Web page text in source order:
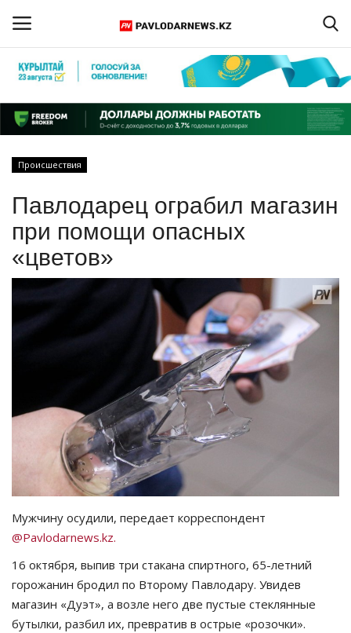
Регистрация
Главная
ПАВЛОДАРСКАЯ ОБЛАСТЬ
КАЗАХСТАН
МИР
СПЕЦПРОЕКТЫ
Чек-лист
РАЗВЛЕЧЕНИЯ
OFFICIAL
Курултай
Язык
Қазақша Русский
Происшествия
Павлодарец ограбил магазин
при помощи опасных
«цветов»
Мужчину осудили, передает корреспондент
@Pavlodarnews.kz.
16 октября, выпив три стакана спиртного, 65-летний
горожанин бродил по Второму Павлодару. Увидев
магазин «Дуэт», а возле него две пустые стеклянные
бутылки, разбил их, превратив в острые «розочки».